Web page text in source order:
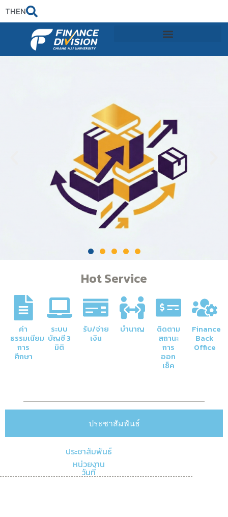
THEN
Hot Service
ค่า
ธรรมเนียม
การ
ศึกษา
ระบบ
บัญชี 3
มิติ
รับ/จ่าย
เงิน
บำนาญ ติดตาม
สถานะ
การ
ออก
เช็ค
Finance
Back
Office
ประชาสัมพันธ์
ประชาสัมพันธ์
หน่วยงาน
วันที่